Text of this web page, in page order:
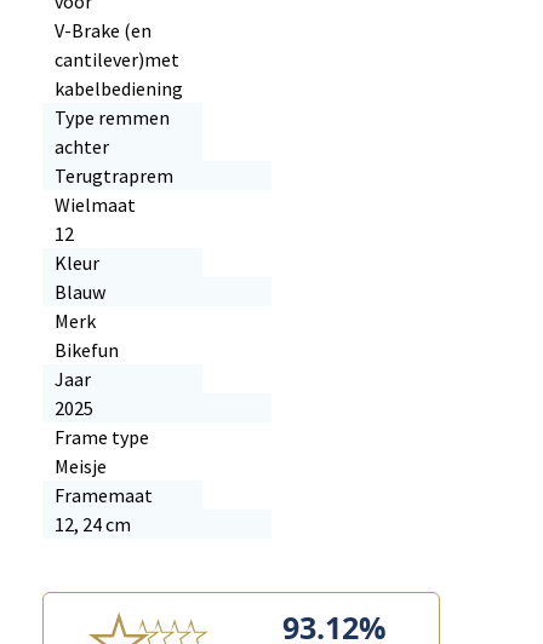
V-Brake (en
cantilever)met
kabelbediening
Type remmen
achter
Terugtraprem
Wielmaat
12
Kleur
Blauw
Merk
Bikefun
Jaar
2025
Frame type
Meisje
Framemaat
12, 24 cm
93.12%